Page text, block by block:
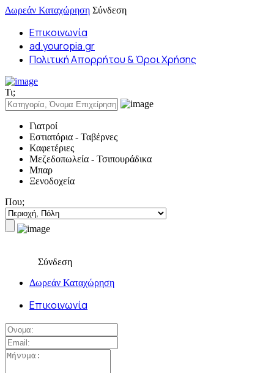
Δωρεάν Καταχώρηση Σύνδεση
Επικοινωνία
ad.youropia.gr
Πολιτική Απορρήτου & Όροι Χρήσης
Τι;
Γιατροί
Εστιατόρια - Ταβέρνες
Καφετέριες
Μεζεδοπωλεία - Τσιπουράδικα
Μπαρ
Ξενοδοχεία
Που;
Σύνδεση
Δωρεάν Καταχώρηση
Επικοινωνία